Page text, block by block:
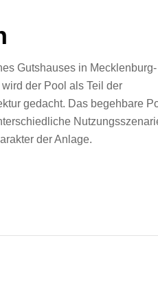
Gutshauses in Mecklenburg-
der Pool als Teil der
gedacht. Das begehbare
der Anlage.